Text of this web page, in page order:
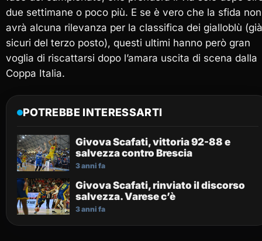
due settimane o poco più. E se è vero che la sfida non
avrà alcuna rilevanza per la classifica dei gialloblù (già
sicuri del terzo posto), questi ultimi hanno però gran
voglia di riscattarsi dopo l’amara uscita di scena dalla
Coppa Italia.
POTREBBE INTERESSARTI
Givova Scafati, vittoria 92-88 e
salvezza contro Brescia
3 anni fa
Givova Scafati, rinviato il discorso
salvezza. Varese c’è
3 anni fa